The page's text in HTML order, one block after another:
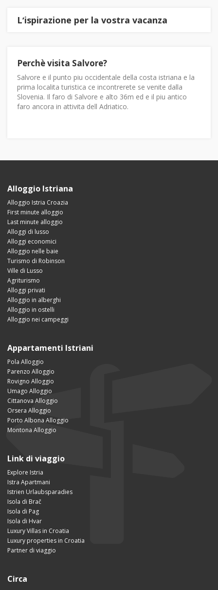
Lʼispirazione per la vostra vacanza
Perchè visita Salvore?
Salvore e il punto piu occidentale della costa istriana e la
prima localita turistica ce incontrerete se venite dalla
Slovenia. Il faro di Salvore e alto 36m ed e il piu antico
faro ancora in attivita dell Adriatico.
Alloggio Istriana
Alloggio Istria Croazia
First minute alloggio
Last minute alloggio
Alloggi di lusso
Alloggi economici
Alloggio nelle baie
Turismo di Robinson
Ville di Lusso
Agriturismo
Alloggi privati
Alloggio in alberghi
Alloggio in ostelli
Alloggio nei campeggi
Appartamenti Istriani
Pola Alloggio
Parenzo Alloggio
Rovigno Alloggio
Umago Alloggio
Cittanova Alloggio
Orsera Alloggio
Porto Albona Alloggio
Montona Alloggio
Link di viaggio
Explore Istria
Istra Apartmani
Istrien Urlaubsparadies
Isola di Brač
Isola di Pag
Isola di Hvar
Luxury Villas in Croatia
Luxury properties in Croatia
Partner di viaggio
Circa